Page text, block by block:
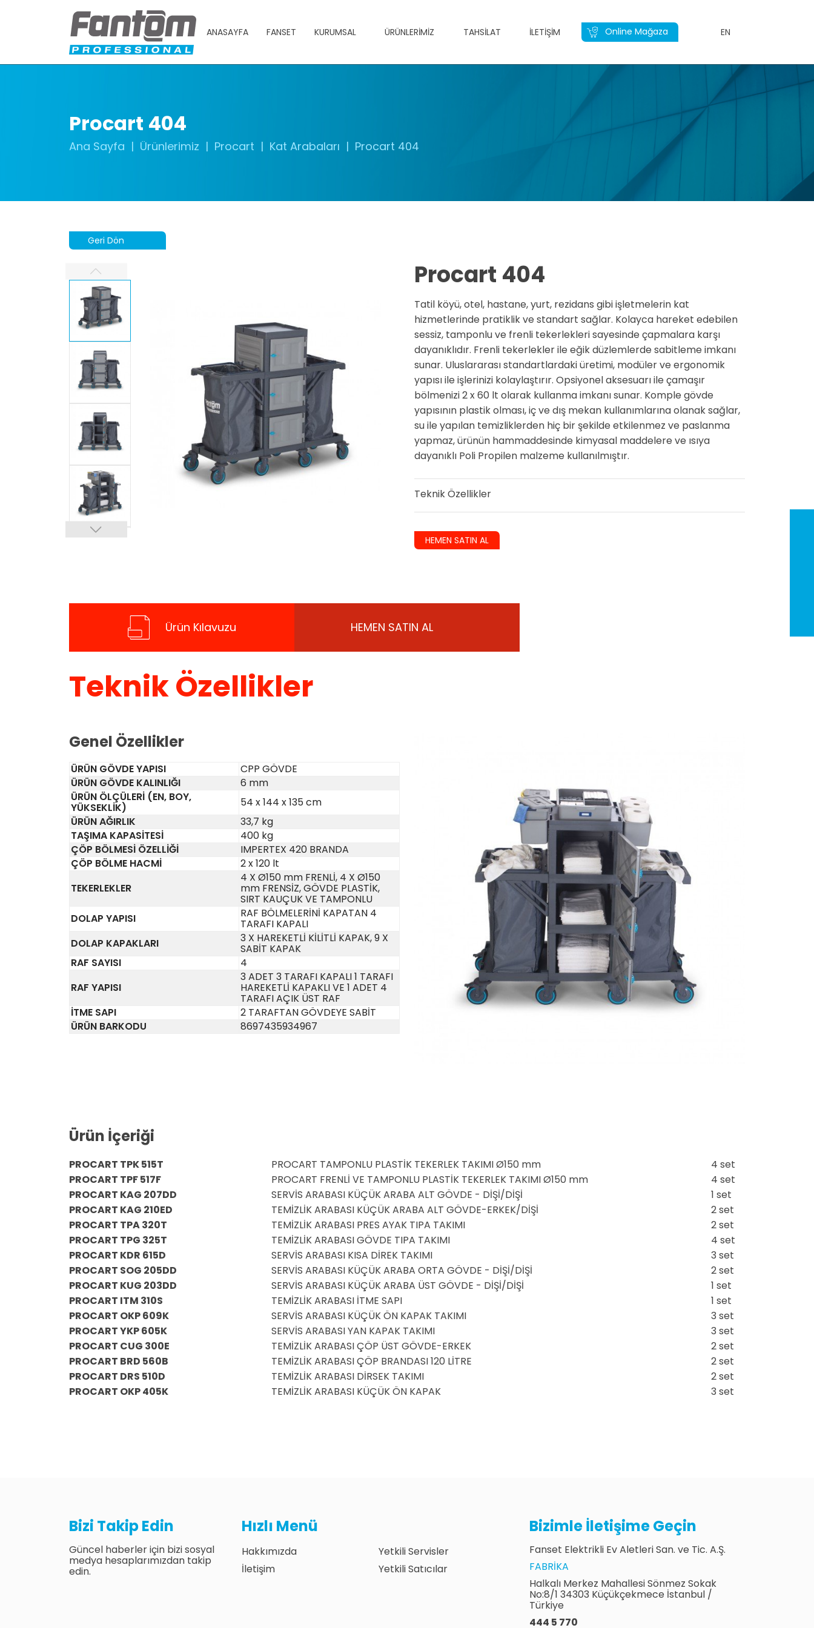
ANASAYFA FANSET KURUMSAL ÜRÜNLERIMIZ TAHSILAT İLETIŞIM Online Mağaza EN
Procart 404
Ana Sayfa Ürünlerimiz Procart Kat Arabaları Procart 404
Geri Dön
Procart 404
Tatil köyü, otel, hastane, yurt, rezidans gibi işletmelerin kat
hizmetlerinde pratiklik ve standart sağlar. Kolayca hareket edebilen
sessiz, tamponlu ve frenli tekerlekleri sayesinde çapmalara karşı
dayanıklıdır. Frenli tekerlekler ile eğik düzlemlerde sabitleme imkanı
sunar. Uluslararası standartlardaki üretimi, modüler ve ergonomik
yapısı ile işlerinizi kolaylaştırır. Opsiyonel aksesuarı ile çamaşır
bölmenizi 2 x 60 lt olarak kullanma imkanı sunar. Komple gövde
yapısının plastik olması, iç ve dış mekan kullanımlarına olanak sağlar,
su ile yapılan temizliklerden hiç bir şekilde etkilenmez ve paslanma
yapmaz, ürünün hammaddesinde kimyasal maddelere ve ısıya
dayanıklı Poli Propilen malzeme kullanılmıştır.
Teknik Özellikler
HEMEN SATIN AL
Ürün Kılavuzu HEMEN SATIN AL
Teknik Özellikler
Genel Özellikler
ÜRÜN GÖVDE YAPISI
CPP GÖVDE
ÜRÜN GÖVDE KALINLIĞI
6 mm
ÜRÜN ÖLÇÜLERİ (EN, BOY,
YÜKSEKLİK)
54 x 144 x 135 cm
ÜRÜN AĞIRLIK
33,7 kg
TAŞIMA KAPASİTESİ
400 kg
ÇÖP BÖLMESİ ÖZELLİĞİ
IMPERTEX 420 BRANDA
ÇÖP BÖLME HACMİ
2 x 120 lt
TEKERLEKLER
4 X Ø150 mm FRENLİ, 4 X Ø150
mm FRENSİZ, GÖVDE PLASTİK,
SIRT KAUÇUK VE TAMPONLU
DOLAP YAPISI
RAF BÖLMELERİNİ KAPATAN 4
TARAFI KAPALI
DOLAP KAPAKLARI
3 X HAREKETLİ KİLİTLİ KAPAK, 9 X
SABİT KAPAK
RAF SAYISI
4
RAF YAPISI
3 ADET 3 TARAFI KAPALI 1 TARAFI
HAREKETLİ KAPAKLI VE 1 ADET 4
TARAFI AÇIK ÜST RAF
İTME SAPI
2 TARAFTAN GÖVDEYE SABİT
ÜRÜN BARKODU
8697435934967
Ürün İçeriği
PROCART TPK 515T PROCART TAMPONLU PLASTİK TEKERLEK TAKIMI Ø150 mm
4 set
PROCART TPF 517F
PROCART FRENLİ VE TAMPONLU PLASTİK TEKERLEK TAKIMI Ø150 mm
4 set
PROCART KAG 207DD
SERVİS ARABASI KÜÇÜK ARABA ALT GÖVDE - DİŞİ/DİŞİ
1 set
PROCART KAG 210ED
TEMİZLİK ARABASI KÜÇÜK ARABA ALT GÖVDE-ERKEK/DİŞİ
2 set
PROCART TPA 320T
TEMİZLİK ARABASI PRES AYAK TIPA TAKIMI
2 set
PROCART TPG 325T
TEMİZLİK ARABASI GÖVDE TIPA TAKIMI
4 set
PROCART KDR 615D
SERVİS ARABASI KISA DİREK TAKIMI
3 set
PROCART SOG 205DD
SERVİS ARABASI KÜÇÜK ARABA ORTA GÖVDE - DİŞİ/DİŞİ
2 set
PROCART KUG 203DD
SERVİS ARABASI KÜÇÜK ARABA ÜST GÖVDE - DİŞİ/DİŞİ
1 set
PROCART ITM 310S
TEMİZLİK ARABASI İTME SAPI
1 set
PROCART OKP 609K
SERVİS ARABASI KÜÇÜK ÖN KAPAK TAKIMI
3 set
PROCART YKP 605K
SERVİS ARABASI YAN KAPAK TAKIMI
3 set
PROCART CUG 300E
TEMİZLİK ARABASI ÇÖP ÜST GÖVDE-ERKEK
2 set
PROCART BRD 560B
TEMİZLİK ARABASI ÇÖP BRANDASI 120 LİTRE
2 set
PROCART DRS 510D
TEMİZLİK ARABASI DİRSEK TAKIMI
2 set
PROCART OKP 405K
TEMİZLİK ARABASI KÜÇÜK ÖN KAPAK 3 set
Bizi Takip Edin
Güncel haberler için bizi sosyal
medya hesaplarımızdan takip
edin.
Hızlı Menü
Hakkımızda
Yetkili Servisler
İletişim
Yetkili Satıcılar
Bizimle İletişime Geçin
Fanset Elektrikli Ev Aletleri San. ve Tic. A.Ş.
FABRIKA
Halkalı Merkez Mahallesi Sönmez Sokak
No:8/1 34303 Küçükçekmece İstanbul /
Türkiye
444 5 770